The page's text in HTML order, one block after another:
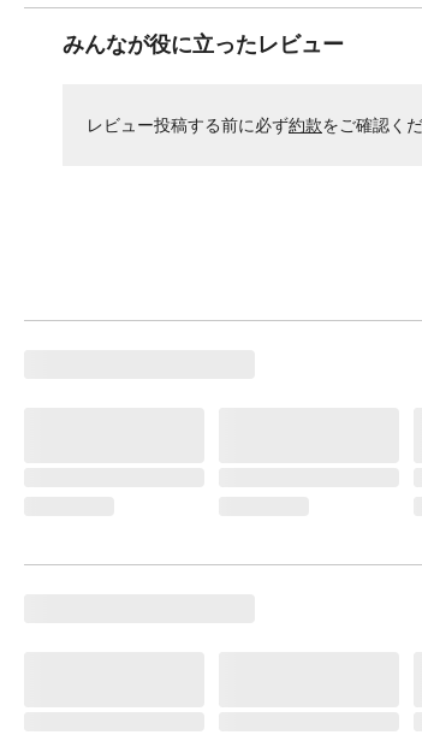
みんなが役に立ったレビュー
レビュー投稿する前に必ず約款をご確認く